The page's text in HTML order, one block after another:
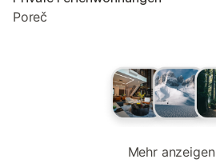
Poreč
Mehr anzeigen